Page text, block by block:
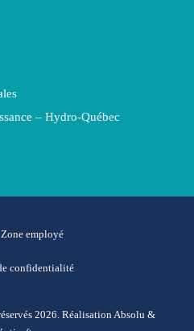
– Hydro-Québec
confidentialité
Zone employé
2026. RéalisationAbsolu &